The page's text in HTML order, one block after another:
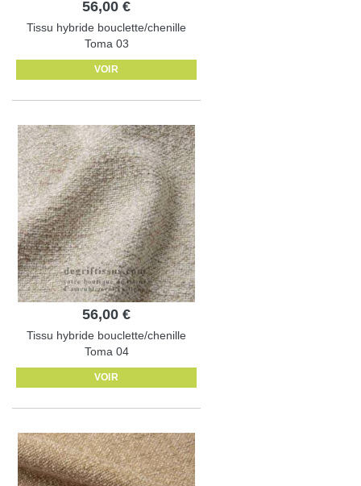
56,00 €
Tissu hybride bouclette/chenille
Toma 03
VOIR
56,00 €
Tissu hybride bouclette/chenille
Toma 04
VOIR